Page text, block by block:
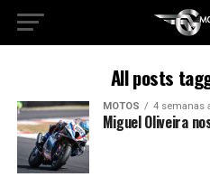
All posts
MOTOS 4 semanas
Miguel Oliveira